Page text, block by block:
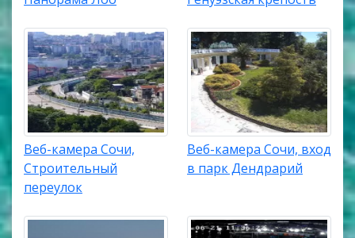
Веб-камера Сочи,
Строительный
переулок
Веб-камера Сочи, вход
в парк Дендрарий